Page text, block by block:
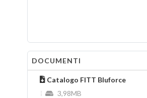
DOCUMENTI
Catalogo FITT Bluforce
3,98MB